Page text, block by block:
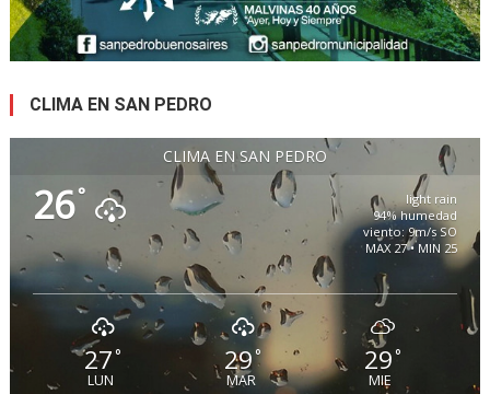
CLIMA EN SAN PEDRO
CLIMA EN SAN PEDRO
26°
light rain
94% humedad
viento: 9m/s SO
MAX 27 • MIN 25
27°
LUN
29 °
MAR
29°
MIE